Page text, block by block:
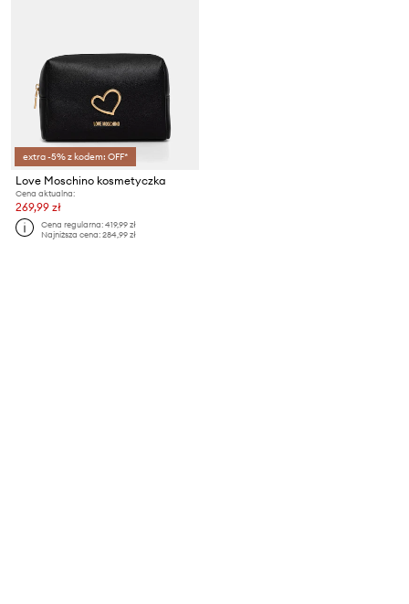
extra -5% z kodem: OFF*
Love Moschino kosmetyczka
Cena aktualna:
269,99 zł
Cena regularna:419,99 zł
Najniższa cena:284,99 zł